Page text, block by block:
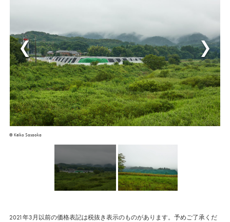
© Keiko Sasaoka
2021年3月以前の価格表記は税抜き表示のものがあります。予めご了承くだ